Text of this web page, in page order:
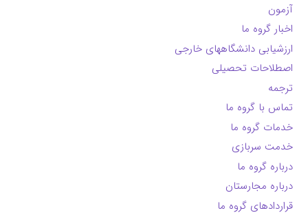
آزمون
اخبار گروه ما
ارزشیابی دانشگاههای خارجی
اصطلاحات تحصیلی
ترجمه
تماس با گروه ما
خدمات گروه ما
خدمت سربازی
درباره گروه ما
درباره مجارستان
قراردادهای گروه ما